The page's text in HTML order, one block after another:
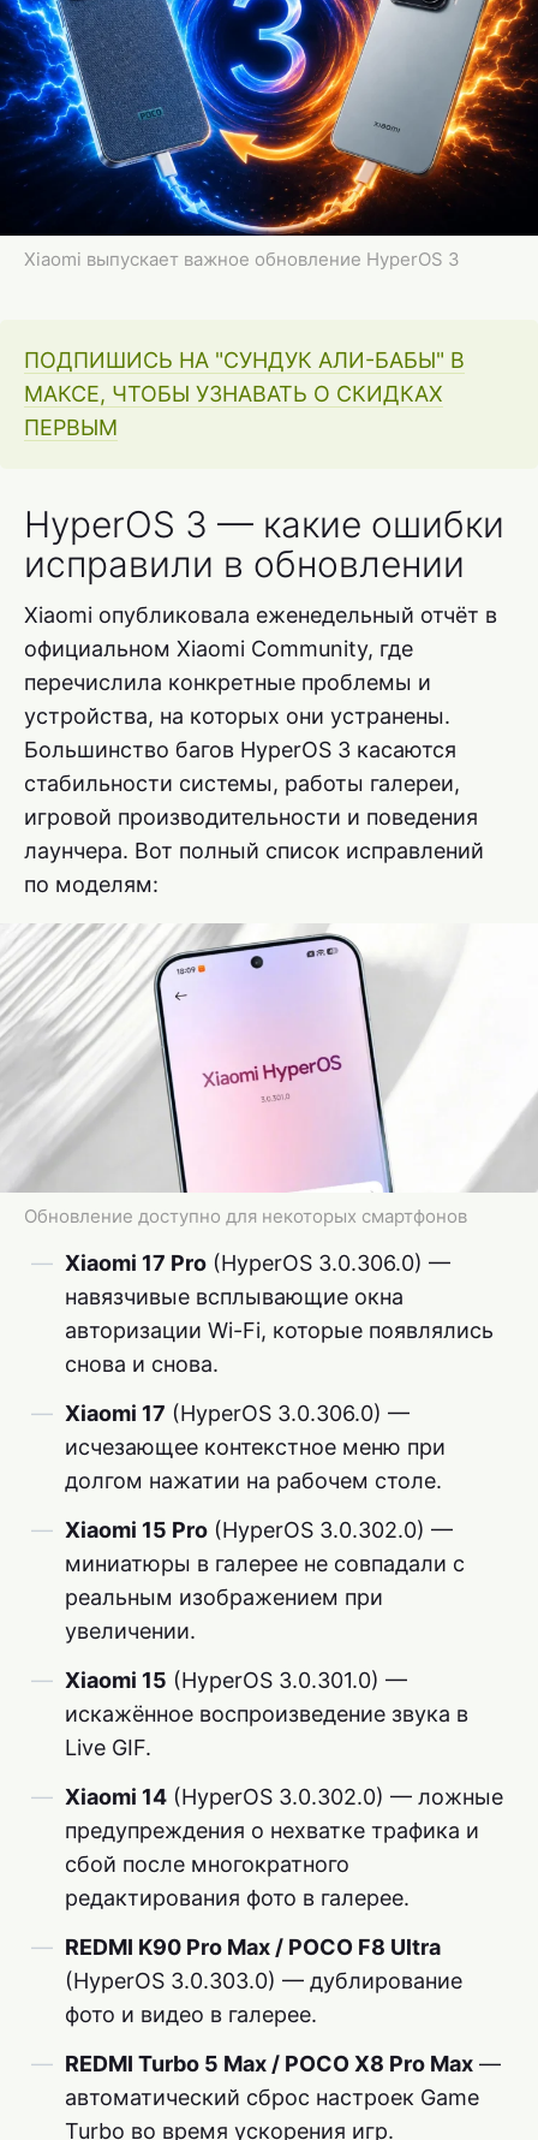
Xiaomi выпускает важное обновление HyperOS 3
ПОДПИШИСЬ НА "СУНДУК АЛИ-БАБЫ" В
МАКСЕ, ЧТОБЫ УЗНАВАТЬ О СКИДКАХ
ПЕРВЫМ
HyperOS 3 — какие ошибки
исправили в обновлении
Xiaomi опубликовала еженедельный отчёт в
официальном Xiaomi Community, где
перечислила конкретные проблемы и
устройства, на которых они устранены.
Большинство багов HyperOS 3 касаются
стабильности системы, работы галереи,
игровой производительности и поведения
лаунчера. Вот полный список исправлений
по моделям:
Обновление доступно для некоторых смартфонов
Xiaomi 17 Pro (HyperOS 3.0.306.0) —
навязчивые всплывающие окна
авторизации Wi-Fi, которые появлялись
снова и снова.
Xiaomi 17 (HyperOS 3.0.306.0) —
исчезающее контекстное меню при
долгом нажатии на рабочем столе.
Xiaomi 15 Pro (HyperOS 3.0.302.0) —
миниатюры в галерее не совпадали с
реальным изображением при
увеличении.
Xiaomi 15 (HyperOS 3.0.301.0) —
искажённое воспроизведение звука в
Live GIF.
Xiaomi 14 (HyperOS 3.0.302.0) — ложные
предупреждения о нехватке трафика и
сбой после многократного
редактирования фото в галерее.
REDMI K90 Pro Max / POCO F8 Ultra
(HyperOS 3.0.303.0) — дублирование
фото и видео в галерее.
REDMI Turbo 5 Max / POCO X8 Pro Max —
автоматический сброс настроек Game
Turbo во время ускорения игр.